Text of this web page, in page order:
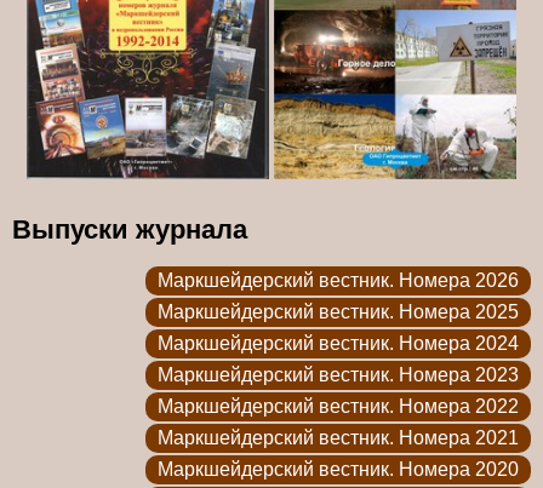
Выпуски журнала
Маркшейдерский вестник. Номера 2026
Маркшейдерский вестник. Номера 2025
Маркшейдерский вестник. Номера 2024
Маркшейдерский вестник. Номера 2023
Маркшейдерский вестник. Номера 2022
Маркшейдерский вестник. Номера 2021
Маркшейдерский вестник. Номера 2020